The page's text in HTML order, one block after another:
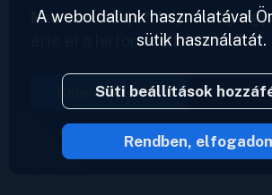
Már van fiókja? Adjon meg
érje el a hírforrásait azonnal.
Bejelentkezés
2023 © Inoreader
A weboldalunk használatával
sütik használatát.
Süti beállítások
Rendben,